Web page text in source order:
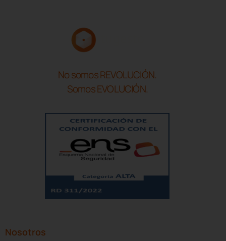
No somos REVOLUCIÓN.
Somos EVOLUCIÓN.
Nosotros